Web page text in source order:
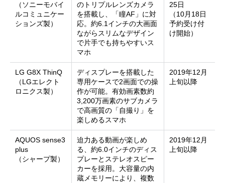
（ソニーモバイ
ルコミュニケー
ションズ製）
のトリプルレンズカメラ
を搭載し、「瞳AF」に対
応。約6.1インチの大画面
ながらスリムなデザイン
で片手でも持ちやすいス
マホ
25日
（10月18日
予約受け付
け開始）
LG G8X ThinQ
（LGエレクト
ロニクス製）
ディスプレーを搭載した
専用ケースで2画面での操
作が可能。有効画素数約
3,200万画素のサブカメラ
で高画質の「自撮り」を
楽しめるスマホ
2019年12月
上旬以降
AQUOS sense3
plus
（シャープ製）
迫力ある動画が楽しめ
る、約6.0インチのディス
プレーとステレオスピー
カーを採用。大容量の内
蔵メモリーにより、複数
2019年12月
上旬以降